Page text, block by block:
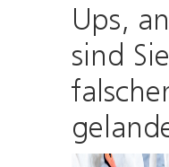
Ups,
sind